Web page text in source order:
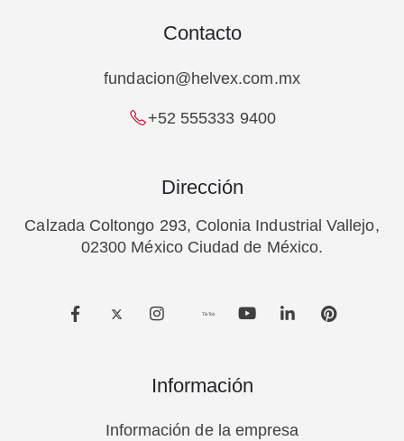
Contacto
fundacion@helvex.com.mx
+52 555333 9400
Dirección
Calzada Coltongo 293, Colonia Industrial Vallejo,
02300 México Ciudad de México.
TikTok
Información
Información de la empresa